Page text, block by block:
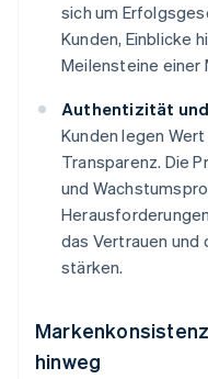
sich um
Kunden, Einblicke
Meilensteine einer
Authentizität
Kunden legen
Transparenz. Die
und
das Vertrauen und
stärken.
hinweg